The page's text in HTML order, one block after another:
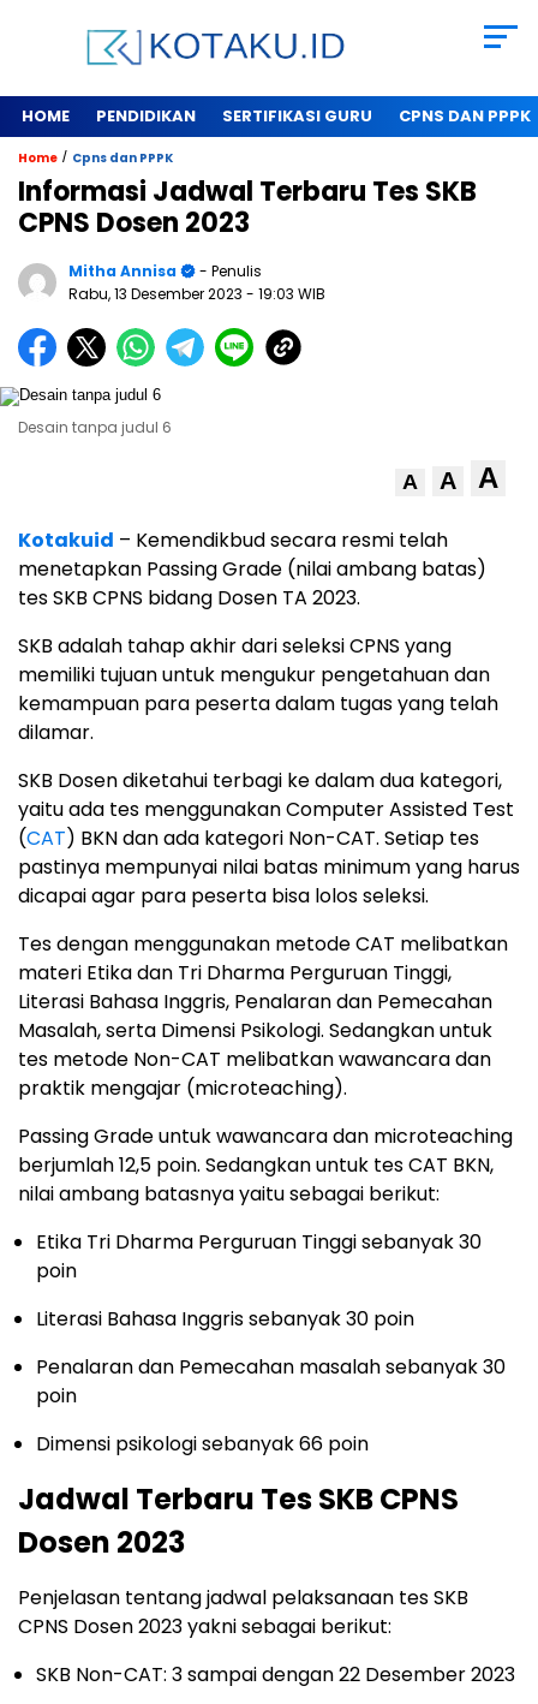
HOME PENDIDIKAN SERTIFIKASI GURU CPNS DAN PPPK
Home / Cpns dan PPPK
Informasi Jadwal Terbaru Tes SKB
CPNS Dosen 2023
Mitha Annisa
- Penulis
Rabu, 13 Desember 2023 - 19:03 WIB
Desain tanpa judul 6
A A A
Kotakuid – Kemendikbud secara resmi telah
menetapkan Passing Grade (nilai ambang batas)
tes SKB CPNS bidang Dosen TA 2023.
SKB adalah tahap akhir dari seleksi CPNS yang
memiliki tujuan untuk mengukur pengetahuan dan
kemampuan para peserta dalam tugas yang telah
dilamar.
SKB Dosen diketahui terbagi ke dalam dua kategori,
yaitu ada tes menggunakan Computer Assisted Test
(CAT) BKN dan ada kategori Non-CAT. Setiap tes
pastinya mempunyai nilai batas minimum yang harus
dicapai agar para peserta bisa lolos seleksi.
Tes dengan menggunakan metode CAT melibatkan
materi Etika dan Tri Dharma Perguruan Tinggi,
Literasi Bahasa Inggris, Penalaran dan Pemecahan
Masalah, serta Dimensi Psikologi. Sedangkan untuk
tes metode Non-CAT melibatkan wawancara dan
praktik mengajar (microteaching).
Passing Grade untuk wawancara dan microteaching
berjumlah 12,5 poin. Sedangkan untuk tes CAT BKN,
nilai ambang batasnya yaitu sebagai berikut:
Etika Tri Dharma Perguruan Tinggi sebanyak 30
poin
Literasi Bahasa Inggris sebanyak 30 poin
Penalaran dan Pemecahan masalah sebanyak 30
poin
Dimensi psikologi sebanyak 66 poin
Jadwal Terbaru Tes SKB CPNS
Dosen 2023
Penjelasan tentang jadwal pelaksanaan tes SKB
CPNS Dosen 2023 yakni sebagai berikut:
SKB Non-CAT: 3 sampai dengan 22 Desember 2023